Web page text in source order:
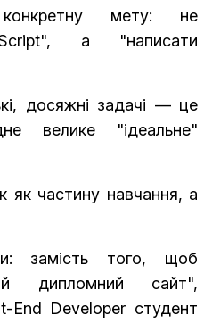
конкретну мету: не
а "написати
досяжні задачі — це
велике "ідеальне"
як частину навчання, а
замість того, щоб
дипломний сайт",
End Developer студент